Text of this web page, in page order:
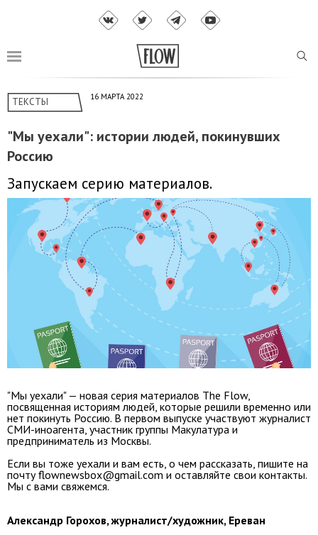
ТЕКСТЫ 16 МАРТА 2022
"Мы уехали": истории людей, покинувших
Россию
Запускаем серию материалов.
"Мы уехали" — новая серия материалов The Flow,
посвященная историям людей, которые решили временно или
нет покинуть Россию. В первом выпуске участвуют журналист
СМИ-иноагента, участник группы Макулатура и
предприниматель из Москвы.
Если вы тоже уехали и вам есть, о чем рассказать, пишите на
почту flownewsbox@gmail.com и оставляйте свои контакты.
Мы с вами свяжемся.
Александр Горохов, журналист/художник, Ереван